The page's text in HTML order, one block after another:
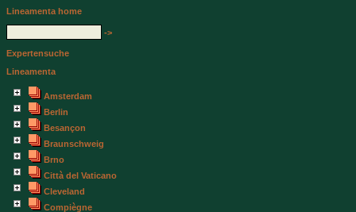
Lineamenta home
->
Expertensuche
Lineamenta
Amsterdam
Berlin
Besançon
Braunschweig
Brno
Città del Vaticano
Cleveland
Compiègne